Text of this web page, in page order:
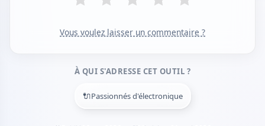
Vous voulez laisser un commentaire ?
À QUI S'ADRESSE CET OUTIL ?
🔌Passionnés d'électronique